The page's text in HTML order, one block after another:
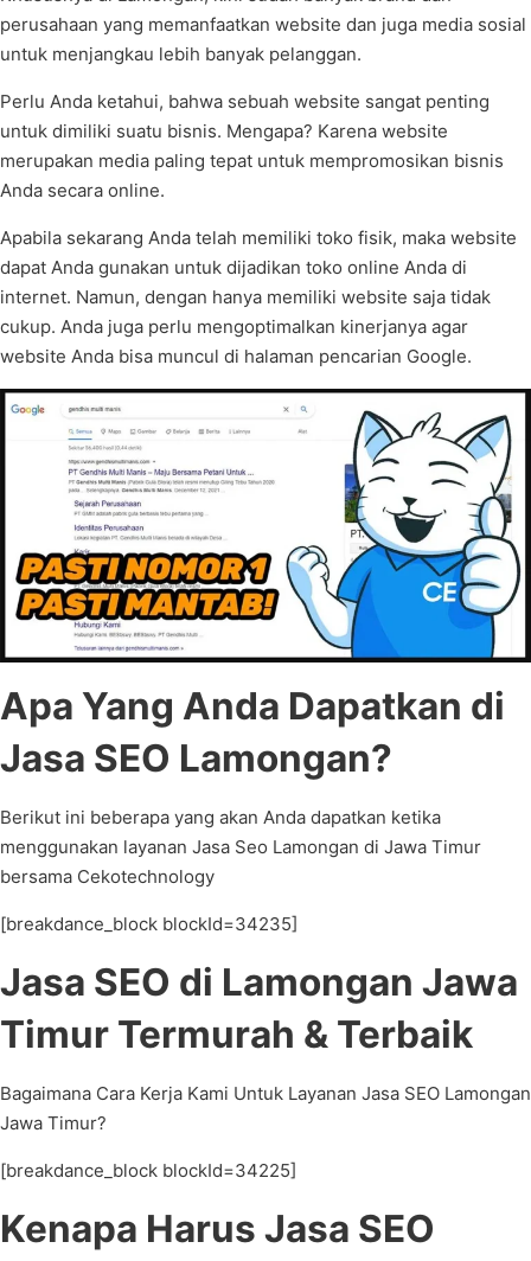
perusahaan yang memanfaatkan website dan juga media sosial
untuk menjangkau lebih banyak pelanggan.
Perlu Anda ketahui, bahwa sebuah website sangat penting
untuk dimiliki suatu bisnis. Mengapa? Karena website
merupakan media paling tepat untuk mempromosikan bisnis
Anda secara online.
Apabila sekarang Anda telah memiliki toko fisik, maka website
dapat Anda gunakan untuk dijadikan toko online Anda di
internet. Namun, dengan hanya memiliki website saja tidak
cukup. Anda juga perlu mengoptimalkan kinerjanya agar
website Anda bisa muncul di halaman pencarian Google.
Apa Yang Anda Dapatkan di
Jasa SEO Lamongan?
Berikut ini beberapa yang akan Anda dapatkan ketika
menggunakan layanan Jasa Seo Lamongan di Jawa Timur
bersama Cekotechnology
[breakdance_block blockId=34235]
Jasa SEO di Lamongan Jawa
Timur Termurah & Terbaik
Bagaimana Cara Kerja Kami Untuk Layanan Jasa SEO Lamongan
Jawa Timur?
[breakdance_block blockId=34225]
Kenapa Harus Jasa SEO